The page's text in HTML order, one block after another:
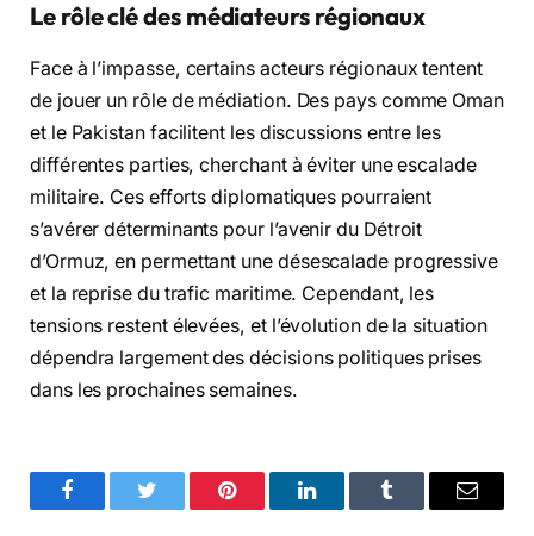
Le rôle clé des médiateurs régionaux
Face à l’impasse, certains acteurs régionaux tentent
de jouer un rôle de médiation. Des pays comme Oman
et le Pakistan facilitent les discussions entre les
différentes parties, cherchant à éviter une escalade
militaire. Ces efforts diplomatiques pourraient
s’avérer déterminants pour l’avenir du Détroit
d’Ormuz, en permettant une désescalade progressive
et la reprise du trafic maritime. Cependant, les
tensions restent élevées, et l’évolution de la situation
dépendra largement des décisions politiques prises
dans les prochaines semaines.
FacebookTwitter Pinterest LinkedInTumblr Email